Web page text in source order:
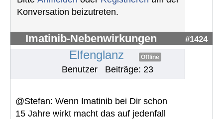
Konversation beizutreten.
Imatinib-Nebenwirkungen #1424
Elfenglanz Offline
Benutzer Beiträge: 23
@Stefan: Wenn Imatinib bei Dir schon
15 Jahre wirkt macht das auf jedenfall